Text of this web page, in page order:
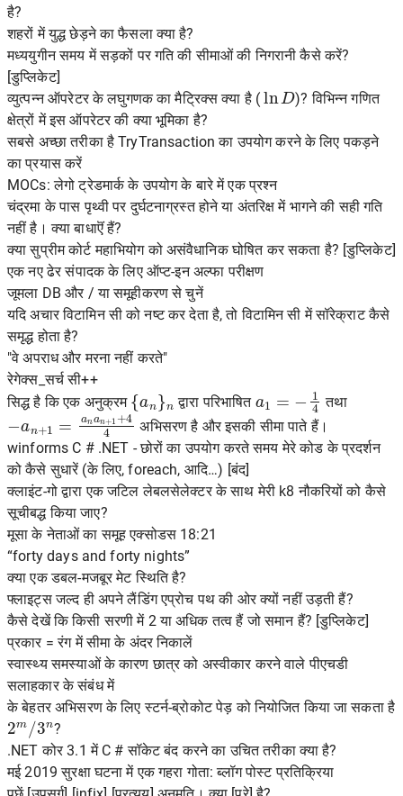
है?
शहरों में युद्ध छेड़ने का फैसला क्या है?
मध्ययुगीन समय में सड़कों पर गति की सीमाओं की निगरानी कैसे करें?
[डुप्लिकेट]
व्युत्पन्न ऑपरेटर के लघुगणक का मैट्रिक्स क्या है (
ln D
)? विभिन्न गणित
क्षेत्रों में इस ऑपरेटर की क्या भूमिका है?
सबसे अच्छा तरीका है TryTransaction का उपयोग करने के लिए पकड़ने
का प्रयास करें
MOCs: लेगो ट्रेडमार्क के उपयोग के बारे में एक प्रश्न
चंद्रमा के पास पृथ्वी पर दुर्घटनाग्रस्त होने या अंतरिक्ष में भागने की सही गति
नहीं है। क्या बाधाऎं हैं?
क्या सुप्रीम कोर्ट महाभियोग को असंवैधानिक घोषित कर सकता है? [डुप्लिकेट]
एक नए ढेर संपादक के लिए ऑप्ट-इन अल्फा परीक्षण
जूमला DB और / या समूहीकरण से चुनें
यदि अचार विटामिन सी को नष्ट कर देता है, तो विटामिन सी में सॉरेक्राट कैसे
समृद्ध होता है?
"वे अपराध और मरना नहीं करते"
रेगेक्स_सर्च सी++
सिद्ध है कि एक अनुक्रम
{a }n
द्वारा परिभाषित
4
तथा
an a nan+1+4 4
अभिसरण है और इसकी सीमा पाते हैं।
winforms C # .NET - छोरों का उपयोग करते समय मेरे कोड के प्रदर्शन
को कैसे सुधारें (के लिए, foreach, आदि…) [बंद]
क्लाइंट-गो द्वारा एक जटिल लेबलसेलेक्टर के साथ मेरी k8 नौकरियों को कैसे
सूचीबद्ध किया जाए?
मूसा के नेताओं का समूह एक्सोडस 18:21
“forty days and forty nights”
क्या एक डबल-मजबूर मेट स्थिति है?
फ्लाइट्स जल्द ही अपने लैंडिंग एप्रोच पथ की ओर क्यों नहीं उड़ती हैं?
कैसे देखें कि किसी सरणी में 2 या अधिक तत्व हैं जो समान हैं? [डुप्लिकेट]
प्रकार = रंग में सीमा के अंदर निकालें
स्वास्थ्य समस्याओं के कारण छात्र को अस्वीकार करने वाले पीएचडी
सलाहकार के संबंध में
के बेहतर अभिसरण के लिए स्टर्न-ब्रोकोट पेड़ को नियोजित किया जा सकता है
2m/3n
?
.NET कोर 3.1 में C # सॉकेट बंद करने का उचित तरीका क्या है?
मई 2019 सुरक्षा घटना में एक गहरा गोता: ब्लॉग पोस्ट प्रतिक्रिया